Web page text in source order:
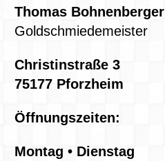
Thomas Bohnenberger
Goldschmiedemeister
Christinstraße 3
75177 Pforzheim
Öffnungszeiten:
Montag • Dienstag